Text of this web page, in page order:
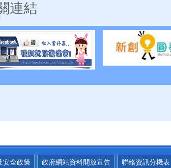
連結
安全政策 政府網站資料開放宣告 聯絡資訊分機表